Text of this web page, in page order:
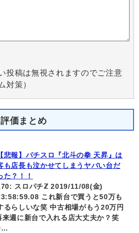
投稿は無視されますのでご注意
対策）
価まとめ
【悲報】パチスロ『北斗の拳 天昇』は
も店長も泣かせてしまうヤバい台だ
た？！！
スロパチℤ 2019/11/08(金)
これ新台で買うと50万も
るらしいな笑 中古相場がもう20万円
週に新台で入れる店大丈夫か？笑